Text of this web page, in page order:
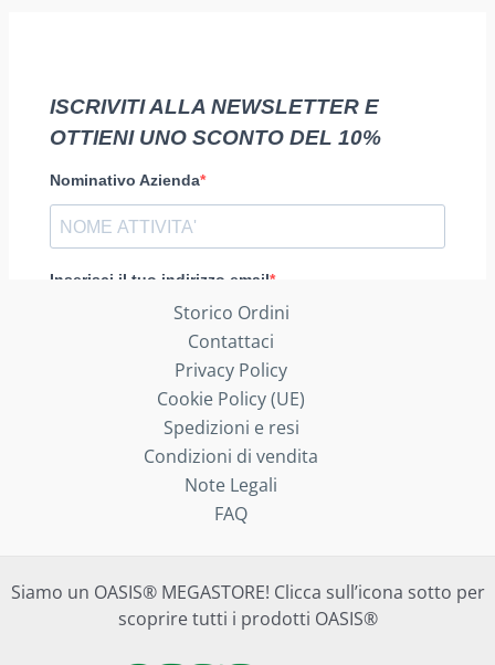
Storico Ordini
Contattaci
Privacy Policy
Cookie Policy (UE)
Spedizioni e resi
Condizioni di vendita
Note Legali
FAQ
Siamo un OASIS® MEGASTORE! Clicca sull’icona sotto per
scoprire tutti i prodotti OASIS®